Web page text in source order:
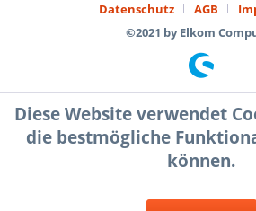
Datenschutz
AGB
©2021 by Elkom
Diese Website verwendet
die bestmögliche
können.